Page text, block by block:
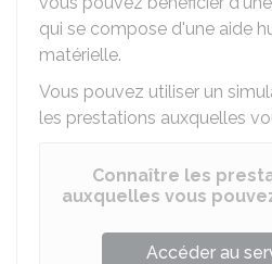
qui se compose d'une aide
matérielle.
Vous pouvez utiliser un
les prestations auxquelles
Connaître les
auxquelles vous
Accéder au